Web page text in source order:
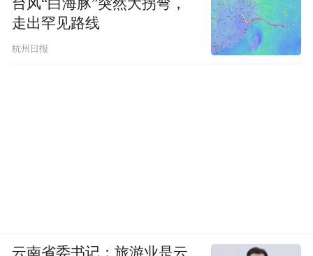
台风“白海豚”突然大拐弯，
走出罕见路线
杭州日报
云南省委书记：旅游业是云